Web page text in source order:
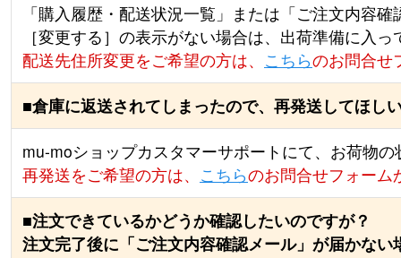
「購入履歴・配送状況一覧」または「ご注文内容
［変更する］の表示がない場合は、出荷準備に入
配送先住所変更をご希望の方は、 こちらのお問合せ
■倉庫に返送されてしまったので、再発送してほし
mu-moショップカスタマーサポートにて、お荷物
再発送をご希望の方は、 こちらのお問合せフォーム
■注文できているかどうか確認したいのですが？
注文完了後に「ご注文内容確認メール」が届かない